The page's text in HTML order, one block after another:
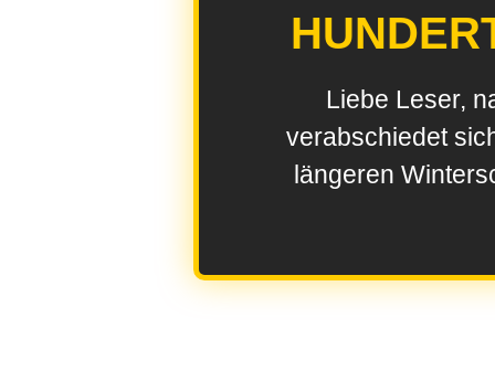
Liebe Leser,
verabschiedet
längeren